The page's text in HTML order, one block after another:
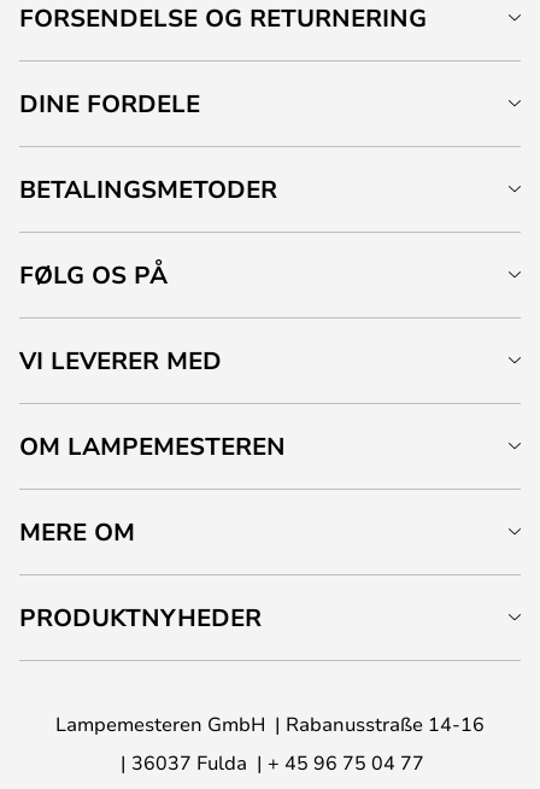
FORSENDELSE OG RETURNERING
DINE FORDELE
BETALINGSMETODER
FØLG OS PÅ
VI LEVERER MED
OM LAMPEMESTEREN
MERE OM
PRODUKTNYHEDER
Lampemesteren GmbH
Rabanusstraße 14-16
36037 Fulda
+ 45 96 75 04 77